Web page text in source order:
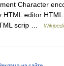
Character
editor HTML
scrip …